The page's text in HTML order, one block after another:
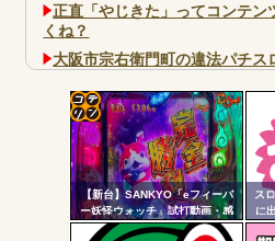
正直「やじきた」ってコンテン
くね？
大阪市宗右衛門町の違法パチス
パチンコで人気のないキャラを
ワイ、パチンコ屋店員の目の前
「今までありがとう」と...
無職のパチンコカス(22)なんや
ヤバいか教えて？...
AngelBeats!とかいうクソアニ
【新台】SANKYO「eフィーバ
ー妖怪ウォッチ」試打動画・感
想まとめ！流石にこれは覇権だ
ス
に
コテ
リン
- 固
定リ